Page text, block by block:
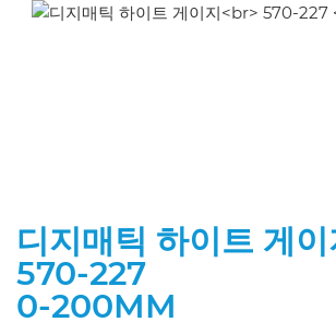
디지매틱 하이트 게이
570-227
0-200MM